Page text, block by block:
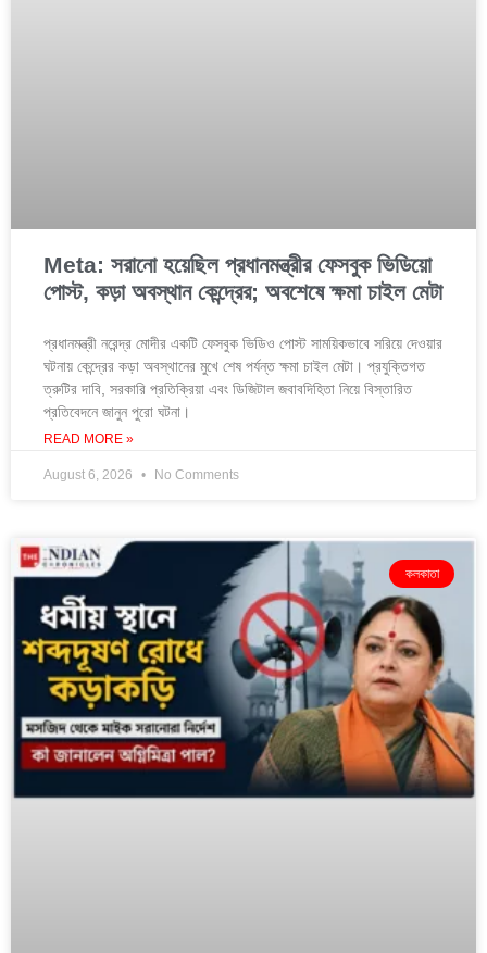
Meta: সরানো হয়েছিল প্রধানমন্ত্রীর ফেসবুক ভিডিয়ো
পোস্ট, কড়া অবস্থান কেন্দ্রের; অবশেষে ক্ষমা চাইল মেটা
প্রধানমন্ত্রী নরেন্দ্র মোদীর একটি ফেসবুক ভিডিও পোস্ট সাময়িকভাবে সরিয়ে দেওয়ার
ঘটনায় কেন্দ্রের কড়া অবস্থানের মুখে শেষ পর্যন্ত ক্ষমা চাইল মেটা। প্রযুক্তিগত
ত্রুটির দাবি, সরকারি প্রতিক্রিয়া এবং ডিজিটাল জবাবদিহিতা নিয়ে বিস্তারিত
প্রতিবেদনে জানুন পুরো ঘটনা।
READ MORE »
August 6, 2026 No Comments
কলকাতা